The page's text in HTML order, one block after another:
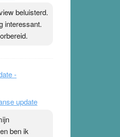
in de
beluisterd.
interessant.
-
update
ben ik